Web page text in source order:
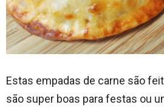
Estas empadas de carne são
são super boas para festas ou